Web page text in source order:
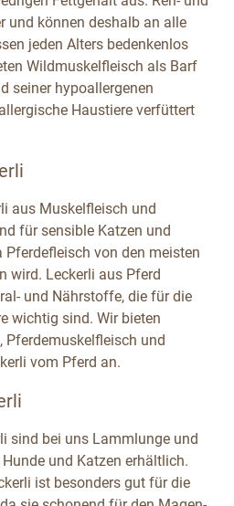
und können deshalb an alle
jeden Alters bedenkenlos
Wildmuskelfleisch als Barf
seiner hypoallergenen
Haustiere verfüttert
aus Muskelfleisch und
für sensible Katzen und
Pferdefleisch von den meisten
wird. Leckerli aus Pferd
und Nährstoffe, die für die
wichtig sind. Wir bieten
Pferdemuskelfleisch und
vom Pferd an.
sind bei uns Lammlunge und
und Katzen erhältlich.
ist besonders gut für die